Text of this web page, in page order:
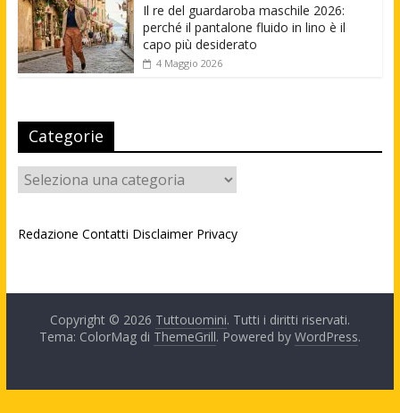
Il re del guardaroba maschile 2026:
perché il pantalone fluido in lino è il
capo più desiderato
4 Maggio 2026
Categorie
Categorie
Redazione Contatti Disclaimer Privacy
Copyright © 2026 Tuttouomini. Tutti i diritti riservati.
Tema: ColorMag di ThemeGrill. Powered by WordPress.